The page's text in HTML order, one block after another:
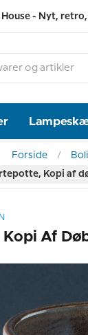
House - Nyt,
Forside
Kopi af
Af